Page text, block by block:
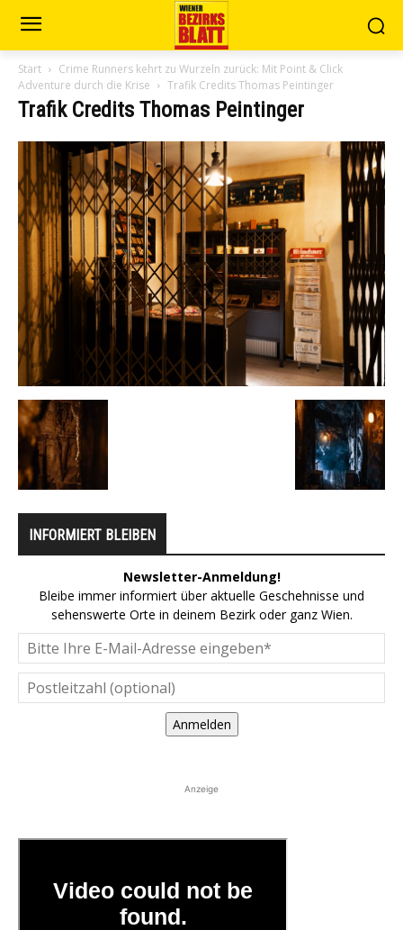
Start
Crime Runners kehrt zu Wurzeln zurück: Mit Point & Click
Adventure durch die Krise
Trafik Credits Thomas Peintinger
Trafik Credits Thomas Peintinger
INFORMIERT BLEIBEN
Newsletter-Anmeldung!
Bleibe immer informiert über aktuelle Geschehnisse und
sehenswerte Orte in deinem Bezirk oder ganz Wien.
Anmelden
Anzeige